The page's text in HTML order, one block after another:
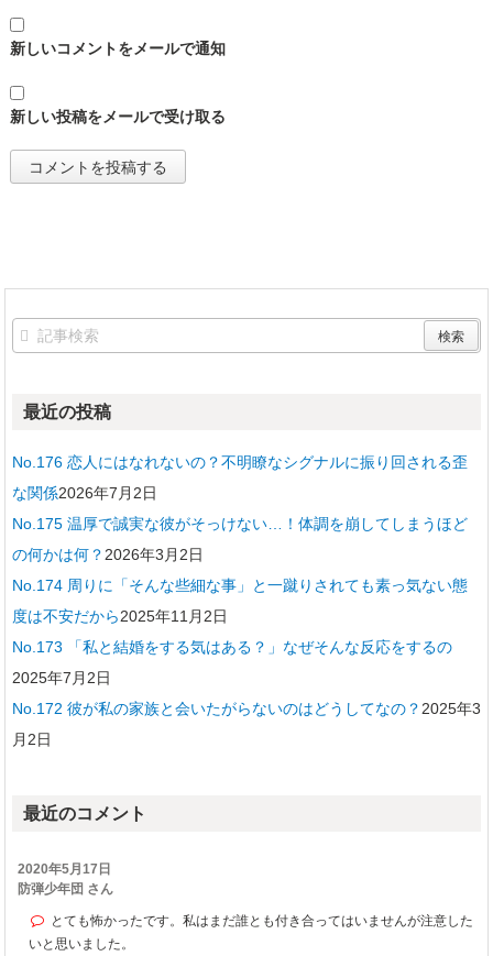
新しいコメントをメールで通知
新しい投稿をメールで受け取る
最近の投稿
No.176 恋人にはなれないの？不明瞭なシグナルに振り回される歪
な関係2026年7月2日
No.175 温厚で誠実な彼がそっけない…！体調を崩してしまうほど
の何かは何？2026年3月2日
No.174 周りに「そんな些細な事」と一蹴りされても素っ気ない態
度は不安だから2025年11月2日
No.173 「私と結婚をする気はある？」なぜそんな反応をするの
2025年7月2日
No.172 彼が私の家族と会いたがらないのはどうしてなの？2025年3
月2日
最近のコメント
2020年5月17日
防弾少年団 さん
とても怖かったです。私はまだ誰とも付き合ってはいませんが注意した
いと思いました。